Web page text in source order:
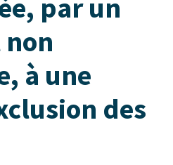
par un
à une
des